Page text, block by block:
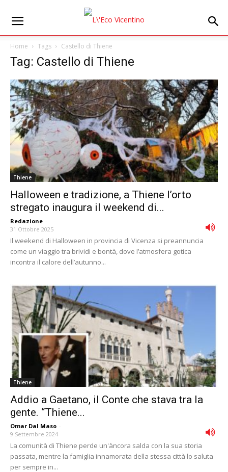
Home Tags Castello di Thiene
Tag: Castello di Thiene
Thiene
Halloween e tradizione, a Thiene l’orto
stregato inaugura il weekend di...
Redazione -
31 Ottobre 2025
Il weekend di Halloween in provincia di Vicenza si preannuncia
come un viaggio tra brividi e bontà, dove l’atmosfera gotica
incontra il calore dell’autunno...
Thiene
Addio a Gaetano, il Conte che stava tra la
gente. “Thiene...
Omar Dal Maso -
9 Settembre 2024
La comunità di Thiene perde un'àncora salda con la sua storia
passata, mentre la famiglia innamorata della stessa città lo saluta
per sempre in...